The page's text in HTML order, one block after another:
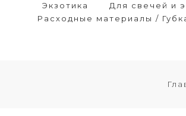
Экзотика
Для свечей и
Расходные материалы /